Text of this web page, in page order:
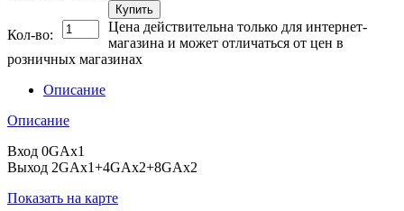
Кол-во:
Купить
Цена действительна только для интернет-
магазина и может отличаться от цен в
розничных магазинах
Описание
Описание
Вход 0GAx1
Выход 2GAx1+4GAx2+8GAx2
Показать на карте